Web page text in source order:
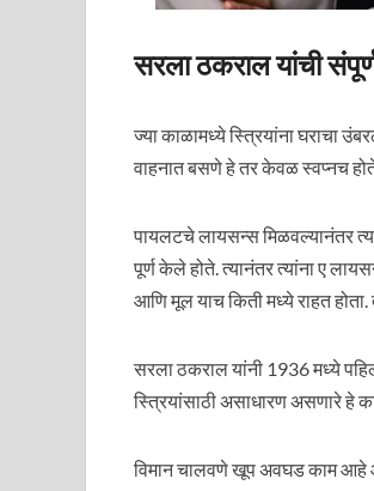
सरला ठकराल यांची
ज्या काळामध्ये स्त्रियांना घराचा
वाहनात बसणे हे तर केवळ स्वप्नच
पायलटचे लायसन्स मिळवल्यानंतर
पूर्ण केले होते. त्यानंतर त्यांना ए
आणि मूल याच किती मध्ये राहत होता.
सरला ठकराल यांनी 1936 मध्ये
स्त्रियांसाठी असाधारण असणारे हे
विमान चालवणे खूप अवघड काम आहे